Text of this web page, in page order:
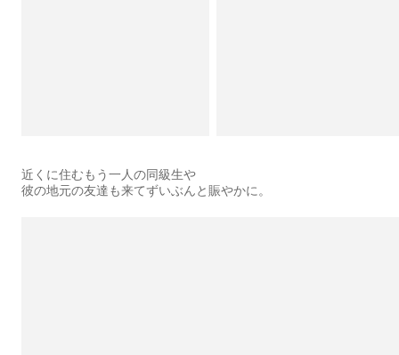
近くに住むもう一人の同級生や
彼の地元の友達も来てずいぶんと賑やかに。